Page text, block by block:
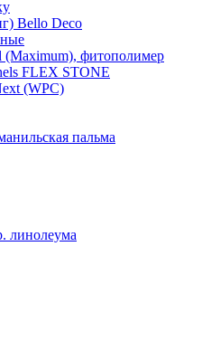
Bello Deco
(Maximum), фитополимер
FLEX STONE
(WPC)
пальма
линолеума